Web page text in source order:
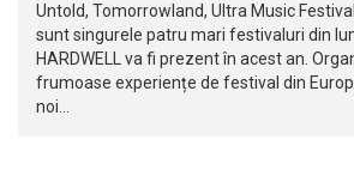
Untold, Tomorrowland, Ultra Music
sunt singurele patru mari festivaluri din
HARDWELL va fi prezent în acest an.
frumoase experiențe de festival din
noi…